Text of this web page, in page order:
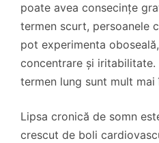
poate avea consecințe
termen scurt, persoanele
pot experimenta
concentrare și
termen lung sunt mult
Lipsa cronică de somn
crescut de boli